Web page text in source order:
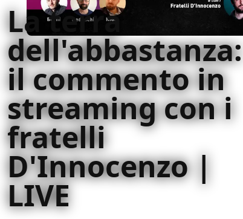
La terra
dell'abbastanza:
il commento in
streaming con i
fratelli
D'Innocenzo |
LIVE